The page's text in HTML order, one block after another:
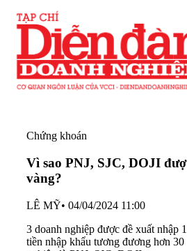
Chứng khoán
Vì sao PNJ, SJC, DOJI
vàng?
LÊ MỸ• 04/04/2024 11:00
3 doanh nghiệp được đề xuất nhập
tiền nhập khẩu tương đương hơn